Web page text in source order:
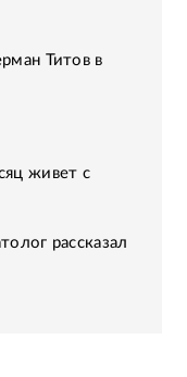
Титов в
живет с
рассказал